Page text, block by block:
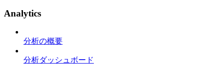
Analytics
分析の概要
分析ダッシュボード